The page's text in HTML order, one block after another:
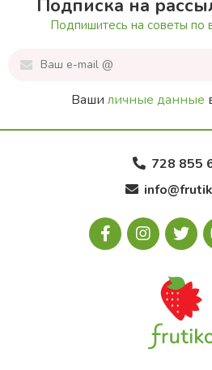
Подписка на
Подпишитесь на советы по
Ваши личные данные
728 855